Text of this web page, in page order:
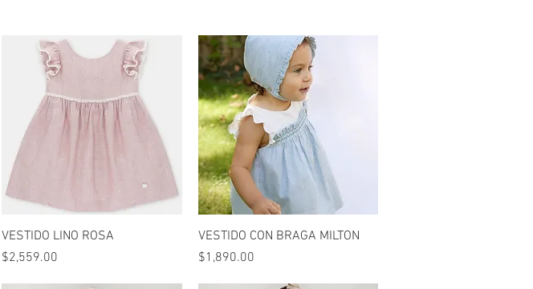
Vista rápida
VESTIDO LINO ROSA
Precio
$2,559.00
Vista rápida
VESTIDO CON BRAGA MILTON
Precio
$1,890.00